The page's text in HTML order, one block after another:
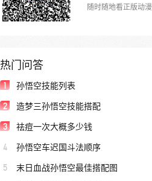
随时随地看正版动漫
热门问答
1 孙悟空技能列表
2 造梦三孙悟空技能搭配
3 祛痘一次大概多少钱
4 孙悟空车迟国斗法顺序
5 末日血战孙悟空最佳搭配图